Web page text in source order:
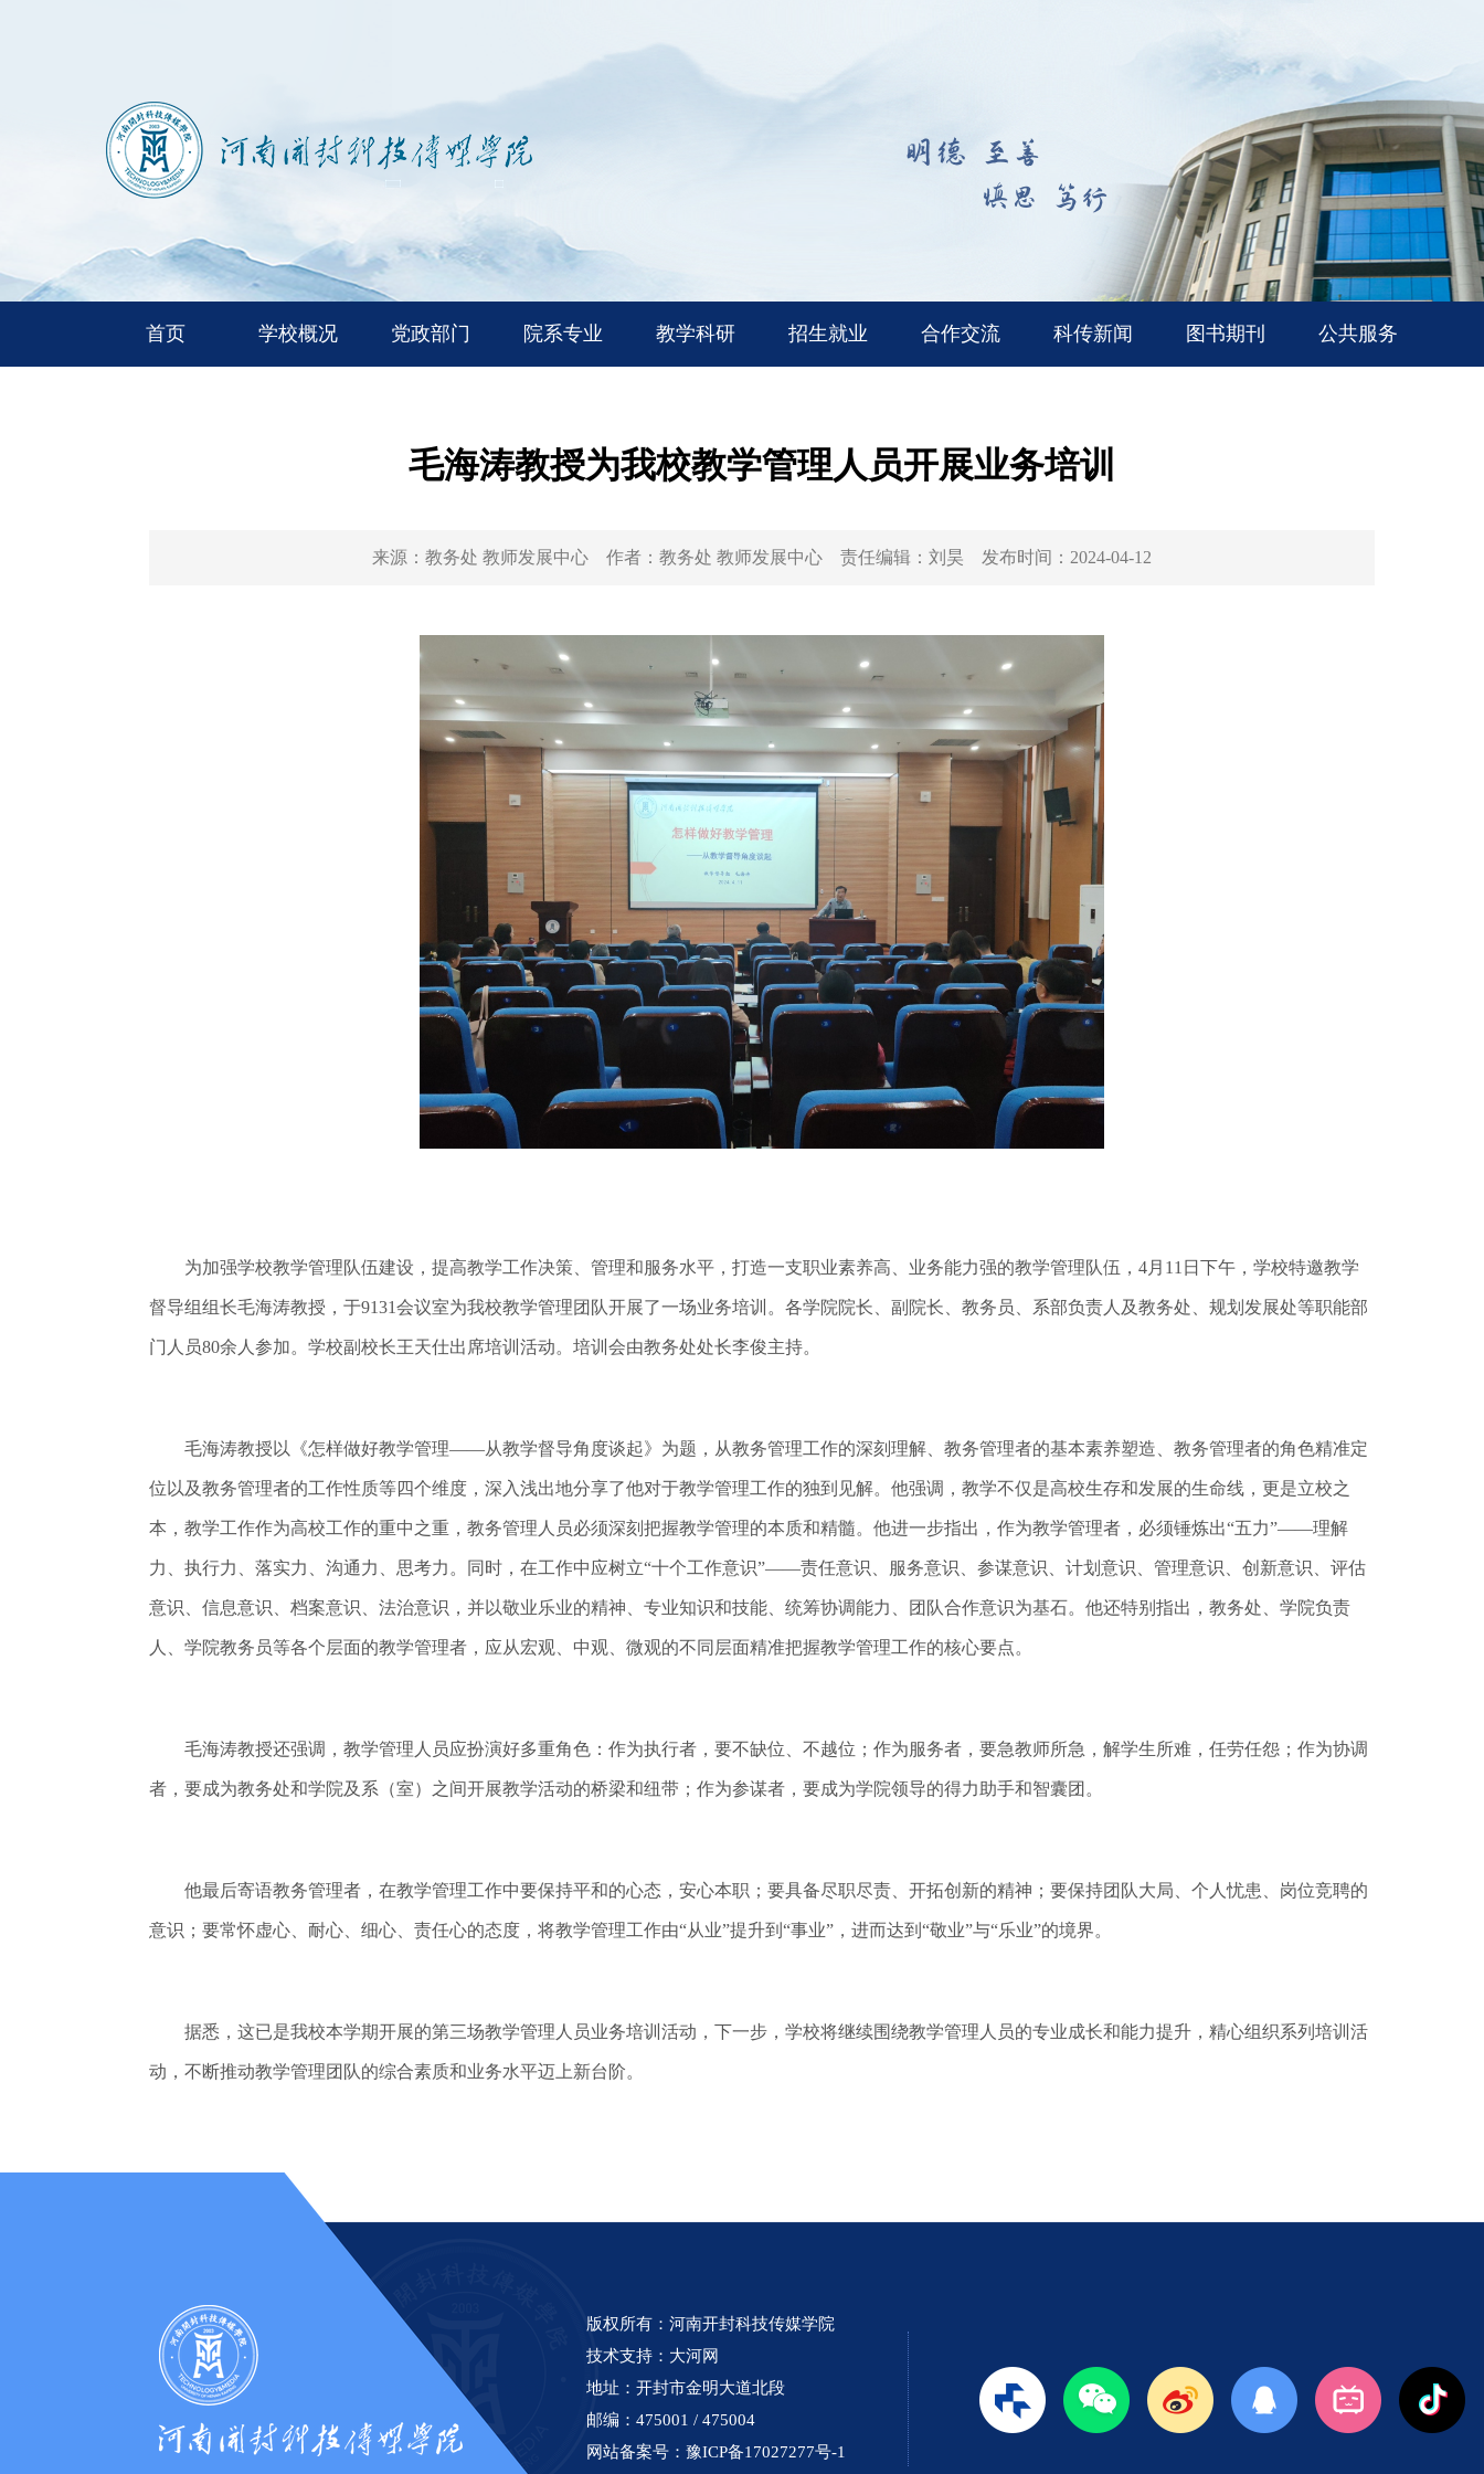
首页 学校概况 党政部门 院系专业 教学科研 招生就业 合作交流 科传新闻 图书期刊 公共服务
毛海涛教授为我校教学管理人员开展业务培训
来源： 教务处 教师发展中心 作者： 教务处 教师发展中心 责任编辑： 刘昊 发布时间： 2024-04-12
为加强学校教学管理队伍建设，提高教学工作决策、管理和服务水平，打造一支职业素养高、业务能力强的教学管理队伍，4月11日下午，学校特邀教学
督导组组长毛海涛教授，于9131会议室为我校教学管理团队开展了一场业务培训。各学院院长、副院长、教务员、系部负责人及教务处、规划发展处等职能部
门人员80余人参加。学校副校长王天仕出席培训活动。培训会由教务处处长李俊主持。
毛海涛教授以《怎样做好教学管理——从教学督导角度谈起》为题，从教务管理工作的深刻理解、教务管理者的基本素养塑造、教务管理者的角色精准定
位以及教务管理者的工作性质等四个维度，深入浅出地分享了他对于教学管理工作的独到见解。他强调，教学不仅是高校生存和发展的生命线，更是立校之
本，教学工作作为高校工作的重中之重，教务管理人员必须深刻把握教学管理的本质和精髓。他进一步指出，作为教学管理者，必须锤炼出“五力”——理解
力、执行力、落实力、沟通力、思考力。同时，在工作中应树立“十个工作意识”——责任意识、服务意识、参谋意识、计划意识、管理意识、创新意识、评估
意识、信息意识、档案意识、法治意识，并以敬业乐业的精神、专业知识和技能、统筹协调能力、团队合作意识为基石。他还特别指出，教务处、学院负责
人、学院教务员等各个层面的教学管理者，应从宏观、中观、微观的不同层面精准把握教学管理工作的核心要点。
毛海涛教授还强调，教学管理人员应扮演好多重角色：作为执行者，要不缺位、不越位；作为服务者，要急教师所急，解学生所难，任劳任怨；作为协调
者，要成为教务处和学院及系（室）之间开展教学活动的桥梁和纽带；作为参谋者，要成为学院领导的得力助手和智囊团。
他最后寄语教务管理者，在教学管理工作中要保持平和的心态，安心本职；要具备尽职尽责、开拓创新的精神；要保持团队大局、个人忧患、岗位竞聘的
意识；要常怀虚心、耐心、细心、责任心的态度，将教学管理工作由“从业”提升到“事业”，进而达到“敬业”与“乐业”的境界。
据悉，这已是我校本学期开展的第三场教学管理人员业务培训活动，下一步，学校将继续围绕教学管理人员的专业成长和能力提升，精心组织系列培训活
动，不断推动教学管理团队的综合素质和业务水平迈上新台阶。
版权所有：河南开封科技传媒学院
技术支持： 大河网
地址：开封市金明大道北段
邮编：475001 / 475004
网站备案号： 豫ICP备17027277号-1